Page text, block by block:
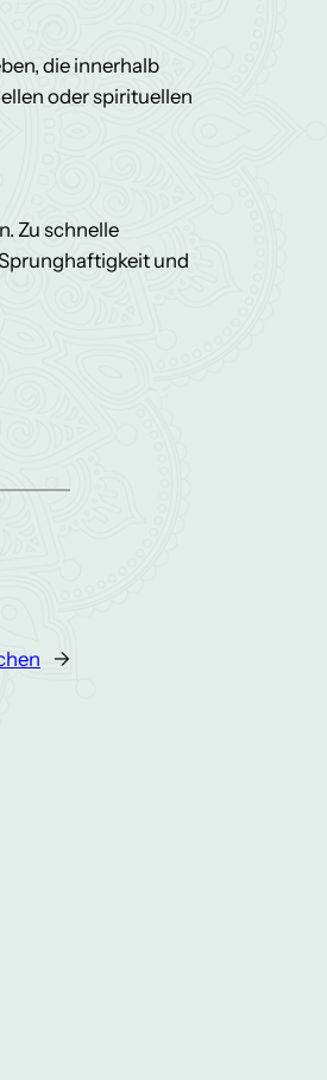
die innerhalb
oder spirituellen
Zu schnelle
und
→